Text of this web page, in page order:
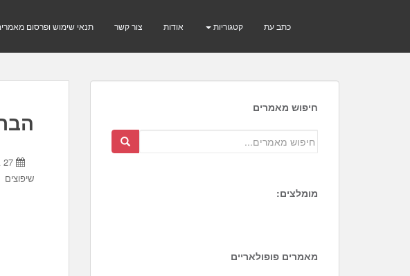
תנאי שימוש ופרסום צור קשר אודות קטגוריות כתב עת
27 בספטמבר 2010
שיפוצים
חיפוש מאמרים
מומלצים:
5
מאמרים פופולאריים